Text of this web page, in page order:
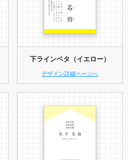
下ラインベタ（イエロー）
デザイン詳細ページへ